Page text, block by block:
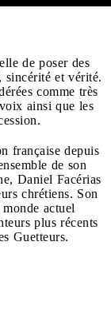
de poser des
sincérité et vérité.
comme très
ainsi que les
française depuis
de son
Daniel Facérias
chrétiens. Son
actuel
plus récents
Guetteurs.